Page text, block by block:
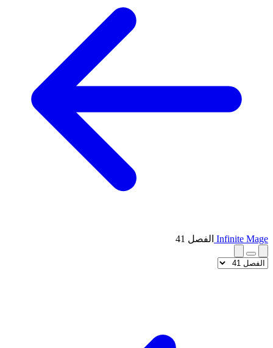
Infinite Mage الفصل 41